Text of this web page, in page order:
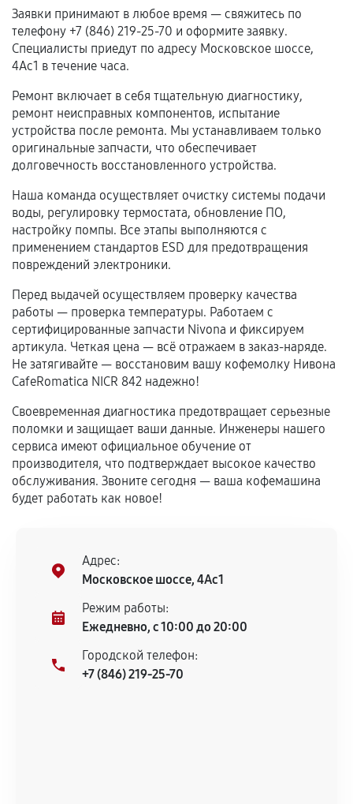
механические повреждения, попадание влаги,
перегрев, коррозия.
Самостоятельный ремонт или вмешательство
Естественный износ деталей, если иное не
предусмотрено отдельно.
Обращение после окончания гарантийного
срока.
Программные сбои, если это не указано в
отдельных условиях.
Если комплектующие куплены
самостоятельно
Гарантия на выполненные работы может
сохраняться полностью или частично, если
соблюдены следующие условия:
техническим параметрам и не имеют внешних
дефектов.
Установка была выполнена нашим сервисным
центром.
При этом гарантия на сами комплектующие
сервисный центр ответственности не несет.
Заявки принимают в любое время — свяжитесь по
телефону +7 (846) 219-25-70 и оформите заявку.
Специалисты приедут по адресу Московское шоссе,
4Ас1 в течение часа.
Ремонт включает в себя тщательную диагностику,
ремонт неисправных компонентов, испытание
устройства после ремонта. Мы устанавливаем только
оригинальные запчасти, что обеспечивает
долговечность восстановленного устройства.
Наша команда осуществляет очистку системы подачи
воды, регулировку термостата, обновление ПО,
настройку помпы. Все этапы выполняются с
применением стандартов ESD для предотвращения
повреждений электроники.
Перед выдачей осуществляем проверку качества
работы — проверка температуры. Работаем с
сертифицированные запчасти Nivona и фиксируем
артикула. Четкая цена — всё отражаем в заказ-наряде.
Не затягивайте — восстановим вашу кофемолку Нивона
CafeRomatica NICR 842 надежно!
Своевременная диагностика предотвращает серьезные
поломки и защищает ваши данные. Инженеры нашего
сервиса имеют официальное обучение от
производителя, что подтверждает высокое качество
обслуживания. Звоните сегодня — ваша кофемашина
будет работать как новое!
Адрес:
Московское шоссе, 4Ас1
Режим работы:
Ежедневно, с 10:00 до 20:00
Городской телефон:
+7 (846) 219-25-70